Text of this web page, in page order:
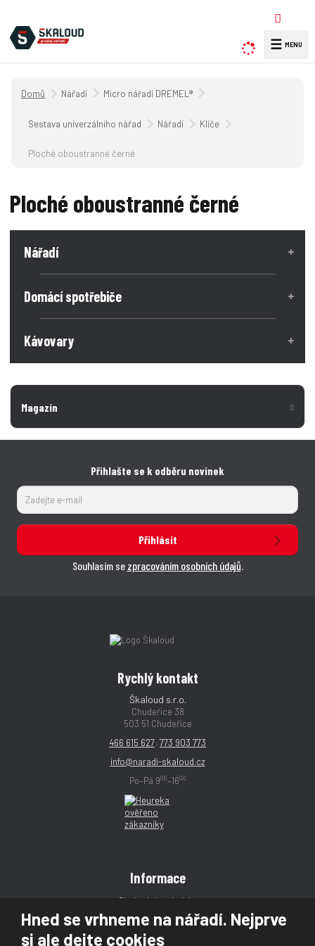
Hned se vrhneme na nářadí. Nejprve
si ale dejte cookies
y
d
☰
Úvodní strana
Nářadí Micro nářadí DREMEL®
Sestava univerzálního nářadí Nářadí Klíče
Ploché oboustranné černé
Ploché oboustranné černé
Nářadí
Domácí spotřebiče
Kávovary
Magazín
Přihlašte se k odběru novinek
Přihlásit
Souhlasím se zpracováním osobních údajů.
Rychlý kontakt
Škaloud s.r.o.
Chudeřice 38
503 51 Chudeřice
466 615 627; 773 903 773
info@naradi-skaloud.cz
Po–Pá 900–1600
Informace
Obchodní podmínky
Reklamace
Magazín